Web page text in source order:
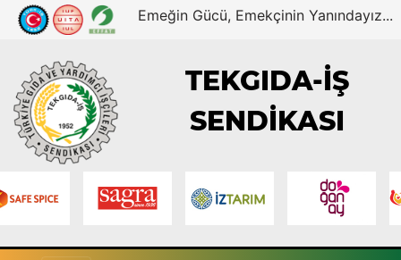
Emeğin Gücü, Emekçinin Yanındayız...
TEKGIDA-İŞ
SENDİKASI